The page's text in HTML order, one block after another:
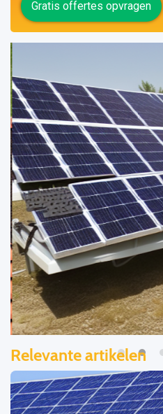
Gratis offertes opvragen
Relevante artikelen